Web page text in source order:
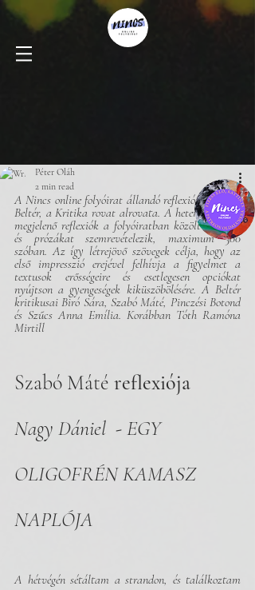
Péter Oláh
2 min read
A Nincs online folyóirat állandó reflexiós bázisa a
Beltér, a Kritika rovat alrovata. A hetente kétszer
megjelenő reflexiók a folyóiratban közölt verseket
és prózákat szemrevételezik, maximum 300
szóban. Az így létrejövő szövegek célja, hogy az
első impresszió erejével felhívja a figyelmet a
textusok erősségeire és esetlegesen opciókat
nyújtson a gyengeségek kiküszöbölésére. A Beltér
kritikusai Biró Sára, Szabó Máté, Pinczési Botond
és Szűcs Anna Emília. Korábban Tóth Ramóna
Mirtill
Szabó Máté reflexiója
Nagy Dániel  - EGY
OLIGOFRÉN KAMASZ
NAPLÓJA
A hétvégén sétáltam a strandon, és találkoztam